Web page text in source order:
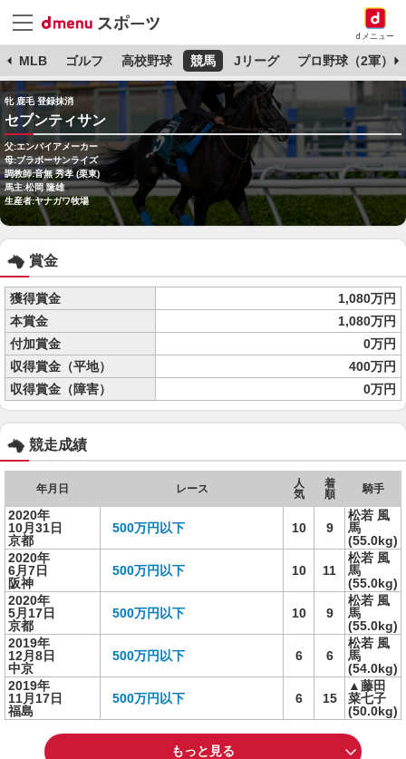
dメニュー
MLB ゴルフ 高校野球 競馬 Jリーグ プロ野球（2軍）
牝 鹿毛 登録抹消
セブンティサン
父:エンパイアメーカー
母:ブラボーサンライズ
調教師:音無 秀孝 (栗東)
馬主:松岡 隆雄
生産者:ヤナガワ牧場
賞金
獲得賞金
1,080万円
本賞金
1,080万円
付加賞金
0万円
収得賞金（平地）
400万円
収得賞金（障害）
0万円
競走成績
年月日 レース
人
気
着
順
騎手
2020年
10月31日
京都
500万円以下 10 9
松若 風
馬
(55.0kg)
2020年
6月7日
阪神
500万円以下 10 11
松若 風
馬
(55.0kg)
2020年
5月17日
京都
500万円以下 10 9
松若 風
馬
(55.0kg)
2019年
12月8日
中京
500万円以下 6 6
松若 風
馬
(54.0kg)
2019年
11月17日
福島
500万円以下 6 15
▲藤田
菜七子
(50.0kg)
もっと見る